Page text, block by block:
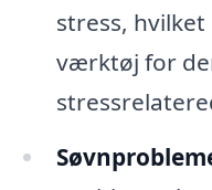
stress,
værktøj for